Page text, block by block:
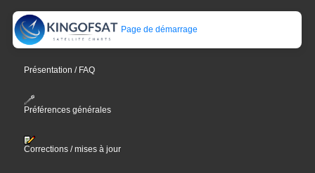
Page de démarrage
Présentation / FAQ
Préférences générales
Corrections / mises à jour